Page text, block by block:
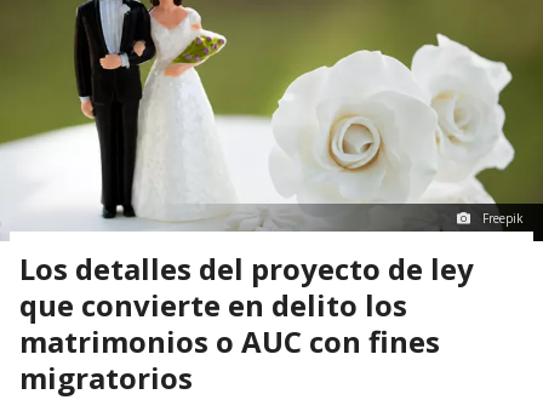
Freepik
Los detalles del proyecto de ley
que convierte en delito los
matrimonios o AUC con fines
migratorios